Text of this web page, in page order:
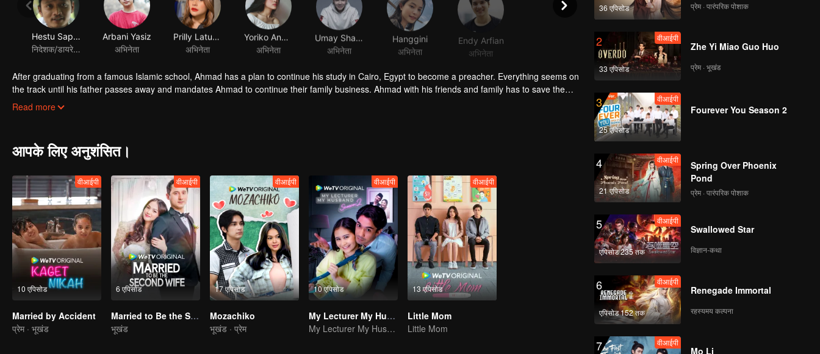
Hestu Saputra
निदेशक/डायरेक्टर
Arbani Yasiz
अभिनेता
Prilly Latuconsina
अभिनेता
अभिनेता
अभिनेता
Hanggini
अभिनेता
Endy Arfian
अभिनेता
After graduating from a famous Islamic school, Ahmad has a plan to continue his study in Cairo, Egypt to become a preacher. Everything seems on
the track until his father passes away and mandates Ahmad to continue their family business. Ahmad with his friends and family has to save the
business from bankruptcy, face a complicated love triangle, and pursue his dream to become a millennial preacher that can inspire other people.
Read more
आपके लिए अनुशंसित।
10 एपिसोड
वीआईपी
Married by Accident
प्रेम · भूखंड
6 एपिसोड
वीआईपी
Married to Be the Second Wife
भूखंड
17 एपिसोड
वीआईपी
Mozachiko
भूखंड · प्रेम
10 एपिसोड
वीआईपी
My Lecturer My Husband
My Lecturer My Husband
13 एपिसोड
वीआईपी
Little Mom
Little Mom
36 एपिसोड प्रेम · पारंपरिक पोशाक
2
33 एपिसोड
वीआईपी
Zhe Yi Miao Guo Huo
प्रेम · भूखंड
3
25 एपिसोड
वीआईपी
Fourever You Season 2
4
21 एपिसोड
वीआईपी
Spring Over Phoenix
Pond
प्रेम · पारंपरिक पोशाक
5
एपिसोड 235 तक
वीआईपी
Swallowed Star
विज्ञान-कथा
6
एपिसोड 152 तक
वीआईपी
Renegade Immortal
रहस्यमय कल्पना
7 वीआईपी
Mo Li